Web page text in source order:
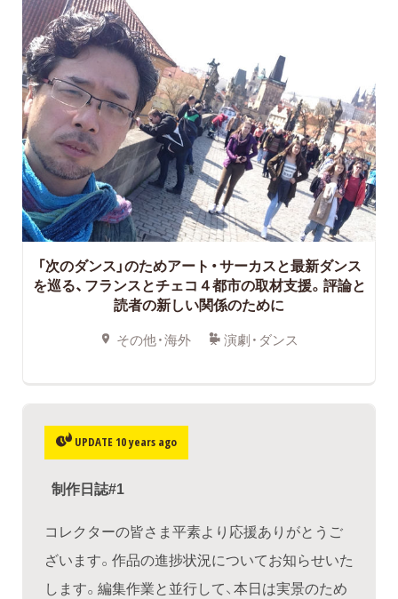
「次のダンス」のためアート・サーカスと最新ダンス
を巡る、フランスとチェコ４都市の取材支援。評論と
読者の新しい関係のために
その他・海外 演劇・ダンス
UPDATE 10 years ago
制作日誌#1
コレクターの皆さま平素より応援ありがとうご
ざいます。作品の進捗状況についてお知らせいた
します。編集作業と並行して、本日は実景のため